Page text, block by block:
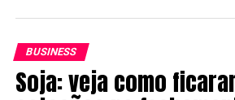
“Com isso, conseguimos antecipar a
plantio e a colheita do milho, além de
BUSINESS
Soja: veja como